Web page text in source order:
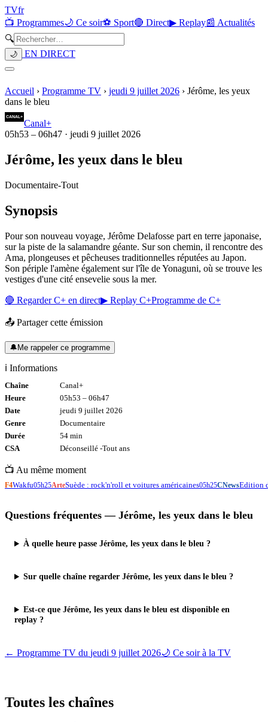
TVfr
📺 Programmes🌙 Ce soir⚽ Sport🔴 Direct▶ Replay📰 Actualités
🔍
🌙 EN DIRECT
Accueil › Programme TV › jeudi 9 juillet 2026 › Jérôme, les yeux
dans le bleu
Canal+
05h53 – 06h47 · jeudi 9 juillet 2026
Jérôme, les yeux dans le bleu
Documentaire-Tout
Synopsis
Pour son nouveau voyage, Jérôme Delafosse part en terre japonaise,
sur la piste de la salamandre géante. Sur son chemin, il rencontre des
Ama, plongeuses et pêcheuses traditionnelles réputées au Japon.
Son périple l'amène également sur l'île de Yonaguni, où se trouve les
vestiges d'une cité ensevelie sous la mer.
🔴 RegarderC+ en direct▶ Replay C+Programme de C+
📤 Partager cette émission
🔔Me rappeler ce programme
ℹ️ Informations
Chaîne
Canal+
Heure
05h53 – 06h47
Date
jeudi 9 juillet 2026
Genre
Documentaire
Durée
54 min
CSA
Déconseillé -Tout ans
📺 Au même moment
F4Wakfu05h25ArteSuède : rock'n'roll et voitures américaines05h25CNewsEdition
Questions fréquentes — Jérôme, les yeux dans le bleu
À quelle heure passe Jérôme, les yeux dans le bleu ?
Sur quelle chaîne regarder Jérôme, les yeux dans le bleu ?
Est-ce que Jérôme, les yeux dans le bleu est disponible en
replay ?
← Programme TV du jeudi 9 juillet 2026🌙 Ce soir à la TV
Toutes les chaînes